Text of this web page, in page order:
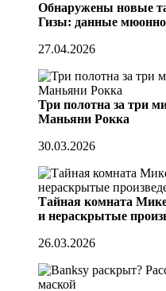
Обнаружены новые
Гизы: данные
27.04.2026
Три полотна за три
Маньяни Рокка
30.03.2026
Тайная комната
и нераскрытые
26.03.2026